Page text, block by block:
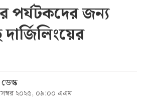
পর্যটকদের জন্য
২০২৫, ০৯:০০ এএম